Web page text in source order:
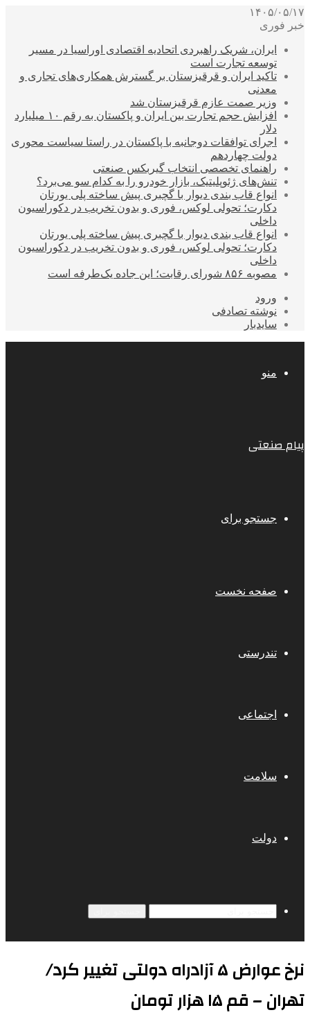
۱۴۰۵/۰۵/۱۷
خبر فوری
ایران، شریک راهبردی اتحادیه اقتصادی اوراسیا در مسیر
توسعه تجارت است
تاکید ایران و قرقیزستان بر گسترش همکاری‌های تجاری و
معدنی
وزیر صمت عازم قرقیزستان شد
افزایش حجم تجارت بین ایران و پاکستان به رقم ۱۰ میلیارد
دلار
اجرای توافقات دوجانبه با پاکستان در راستا سیاست محوری
دولت چهاردهم
راهنمای تخصصی انتخاب گیربکس صنعتی
تنش‌های ژئوپلیتیک، بازار خودرو را به کدام سو می‌برد؟
انواع قاب بندی دیوار با گچبری پیش ساخته پلی یورتان
دکارت؛ تحولی لوکس، فوری و بدون تخریب در دکوراسیون
داخلی
انواع قاب بندی دیوار با گچبری پیش ساخته پلی یورتان
دکارت؛ تحولی لوکس، فوری و بدون تخریب در دکوراسیون
داخلی
مصوبه ۸۵۶ شورای رقابت؛ این جاده یک‌طرفه است
ورود
نوشته تصادفی
سایدبار
منو
پیام صنعتی
جستجو برای
صفحه نخست
تندرستی
اجتماعی
سلامت
دولت
نرخ عوارض ۵ آزادراه‌ دولتی تغییر کرد/
تهران – قم ۱۵ هزار تومان